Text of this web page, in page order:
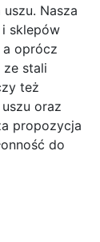
Nasza
sklepów
oprócz
stali
też
oraz
propozycja
do